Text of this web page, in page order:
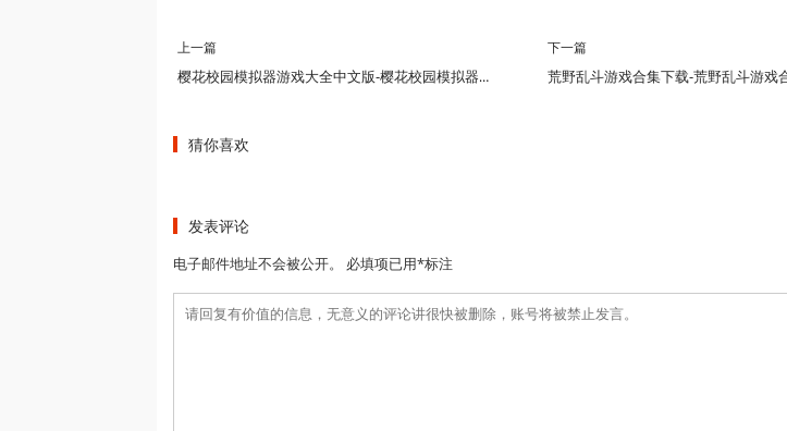
上一篇
樱花校园模拟器游戏大全中文版-樱花校园模拟器游戏大全修改版-樱花校园模拟器游戏大全下载
下一篇
猜你喜欢
发表评论
电子邮件地址不会被公开。 必填项已用*标注